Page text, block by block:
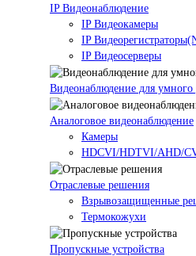
IP Видеонаблюдение
IP Видеокамеры
IP
IP Видеосерверы
Видеонаблюдение для умного
Аналоговое видеонаблюдение
Камеры
HDCVI/HDTVI/AHD/
Отраслевые решения
Взрывозащищенные
Термокожухи
Пропускные устройства